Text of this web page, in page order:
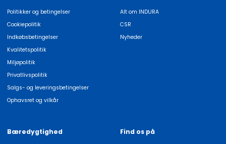
Politikker og betingelser
Cookiepolitik
Indkøbsbetingelser
Kvalitetspolitik
Miljøpolitik
Privatlivspolitik
Salgs- og leveringsbetingelser
Ophavsret og vilkår
Alt om INDURA
CSR
Nyheder
Bæredygtighed Find os på